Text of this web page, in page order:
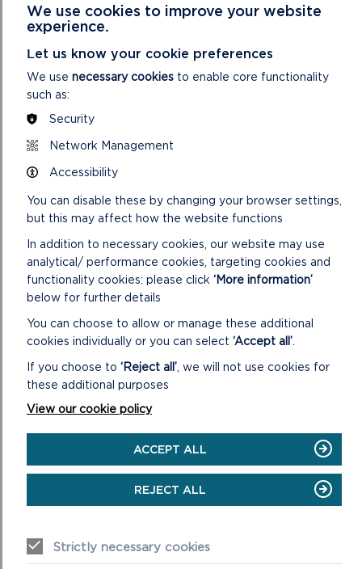
GWYBODAETH AM
GYNLLUNIO
CADWRAETH ADEILADAU
Mae'r Parc Cenedlaethol yn cynnwys dros fil o adeiladau
rhestredig sy'n cael eu cydnabod am eu gwerth
pensaernïol neu hanesyddol.
DARLLENWCH FWYON
CADWRAETH
ADEILADAU
We use cookies to improve your website
experience.
Let us know your cookie preferences
We use necessary cookies to enable core functionality
such as:
Security
Network Management
Accessibility
You can disable these by changing your browser settings,
but this may affect how the website functions
In addition to necessary cookies, our website may use
analytical/ performance cookies, targeting cookies and
functionality cookies: please click ‘More information’
below for further details
You can choose to allow or manage these additional
cookies individually or you can select ‘Accept all’
If you choose to ‘Reject all’ , we will not use cookies for
these additional purposes
View our cookie policy
ACCEPT ALL
REJECT ALL
Strictly necessary cookies